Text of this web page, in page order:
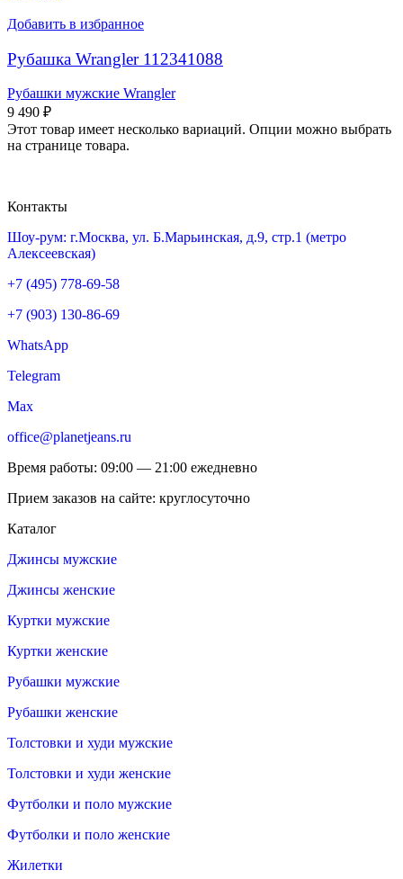
Добавить в избранное
Рубашка Wrangler 112341088
Рубашки мужские Wrangler
9 490 ₽
Этот товар имеет несколько вариаций. Опции можно выбрать
на странице товара.
Контакты
Шоу-рум: г.Москва, ул. Б.Марьинская, д.9, стр.1 (метро
Алексеевская)
+7 (495) 778-69-58
+7 (903) 130-86-69
WhatsApp
Telegram
Max
office@planetjeans.ru
Время работы: 09:00 — 21:00 ежедневно
Прием заказов на сайте: круглосуточно
Каталог
Джинсы мужские
Джинсы женские
Куртки мужские
Куртки женские
Рубашки мужские
Рубашки женские
Толстовки и худи мужские
Толстовки и худи женские
Футболки и поло мужские
Футболки и поло женские
Жилетки